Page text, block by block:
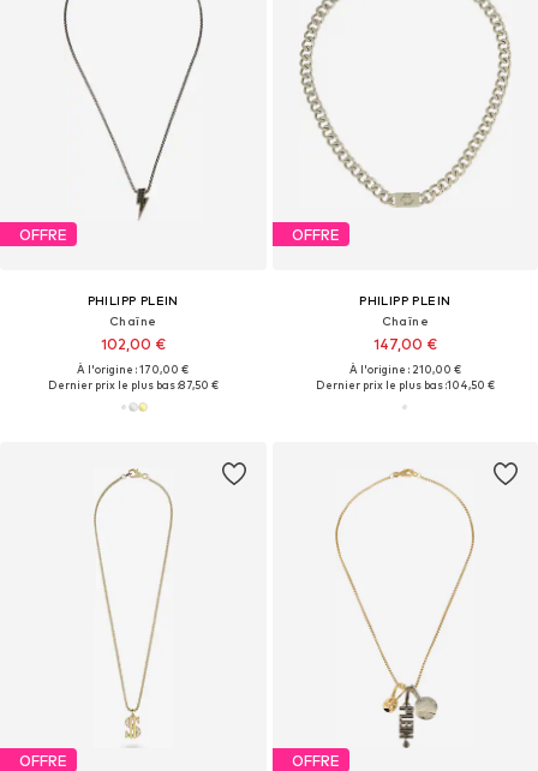
OFFRE
PHILIPP PLEIN
Chaîne
102,00 €
À l'origine : 170,00 €
Dernier prix le plus bas :87,50 €
OFFRE
PHILIPP PLEIN
Chaîne
147,00 €
À l'origine : 210,00 €
Dernier prix le plus bas :104,50 €
OFFRE OFFRE